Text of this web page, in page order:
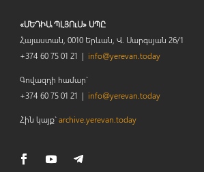
«ՄԵԴԻԱ ՊԼՅՈւՍ» ՍՊԸ
Հայաստան, 0010 Երևան, Վ. Սարգսյան 26/1
+374 60 75 01 21 | info@yerevan.today
Գովազդի համար`
+374 60 75 01 21 | info@yerevan.today
Հին կայք`archive.yerevan.today